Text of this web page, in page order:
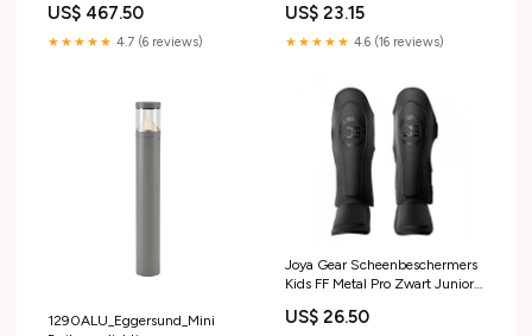
US$ 467.50
★★★★★ 4.7 (6 reviews)
US$ 23.15
★★★★★ 4.6 (16 reviews)
1290ALU_Eggersund_Mini
Joya Gear Scheenbeschermers
Kids FF Metal Pro Zwart Junior
US$ 26.50